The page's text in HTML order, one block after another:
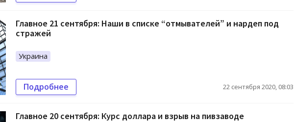
Главное 21 сентября: Наши в списке “отмывателей” и нардеп под
стражей
Украина
Подробнее 22 сентября 2020, 08:03
Главное 20 сентября: Курс доллара и взрыв на пивзаводе